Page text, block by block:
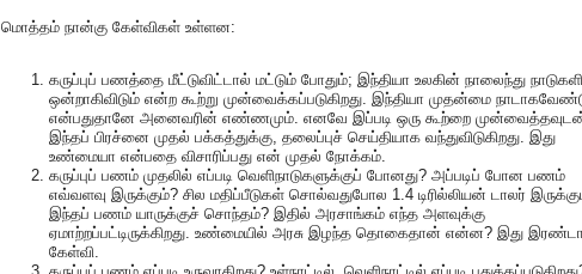
மொத்தம் நான்கு கேள்விகள் உள்ளன:
கருப்புப் பணத்தை மீட்டுவிட்டால் மட்டும் போதும்; இந்தியா உலகின் நாலைந்து
ஒன்றாகிவிடும் என்ற கூற்று முன்வைக்கப்படுகிறது. இந்தியா முதன்மை
என்பதுதானே அனைவரின் எண்ணமும். எனவே இப்படி ஒரு கூற்றை
இந்தப் பிரச்னை முதல் பக்கத்துக்கு, தலைப்புச் செய்தியாக வந்துவிடுகிறது. இது
உண்மையா என்பதை விசாரிப்பது என் முதல் நோக்கம்.
கருப்புப் பணம் முதலில் எப்படி வெளிநாடுகளுக்குப் போனது? அப்படிப் போன பணம்
எவ்வளவு இருக்கும்? சில மதிப்பீடுகள் சொல்வதுபோல 1.4 டிரில்லியன் டாலர்
இந்தப் பணம் யாருக்குச் சொந்தம்? இதில் அரசாங்கம் எந்த அளவுக்கு
ஏமாற்றப்பட்டிருக்கிறது. உண்மையில் அரசு இழந்த தொகைதான் என்ன? இது
கேள்வி.
கருப்புப் பணம் எப்படி உருவாகிறது? உள்நாட்டில், வெளிநாட்டில் எப்படி